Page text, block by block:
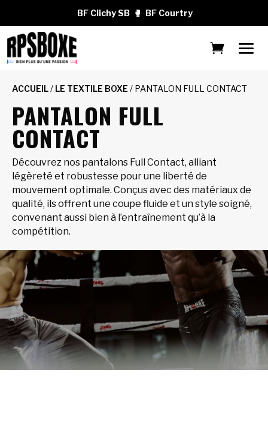
BF Clichy SB 🥊 BF Courtry
ACCUEIL/ LE TEXTILE BOXE / PANTALON FULL CONTACT
PANTALON FULL
CONTACT
Découvrez nos pantalons Full Contact, alliant
légèreté et robustesse pour une liberté de
mouvement optimale. Conçus avec des matériaux de
qualité, ils offrent une coupe fluide et un style soigné,
convenant aussi bien à l’entraînement qu’à la
compétition.